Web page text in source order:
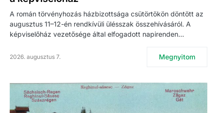
A román törvényhozás házbizottsága csütörtökön döntött az
augusztus 11–12-én rendkívüli ülésszak összehívásáról. A
képviselőház vezetősége által elfogadott napirenden…
2026. augusztus 7. Megnyitom